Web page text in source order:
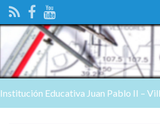
Institución Educativa Juan Pablo II –